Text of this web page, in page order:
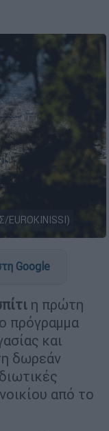
EUROKINISSI)
Google
η πρώτη
πρόγραμμα
και
δωρεάν
από το